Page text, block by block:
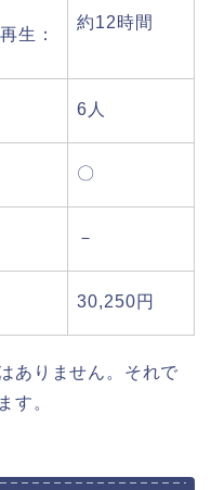
生：
約12時間
6人
〇
－
30,250円
ありません。それで
す。